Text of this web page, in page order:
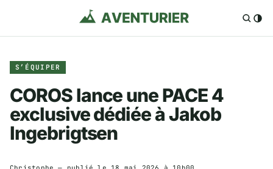
S’ÉQUIPER
COROS lance une PACE 4
exclusive dédiée à Jakob
Ingebrigtsen